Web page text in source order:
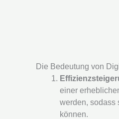
Die Bedeutung von
einer
werden, sodass
können.